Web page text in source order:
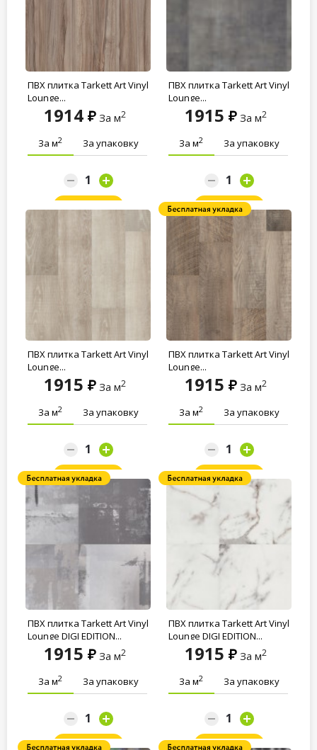
ПВХ плитка Tarkett Art Vinyl
Lounge...
1914 За м2
За м2 За упаковку
ПВХ плитка Tarkett Art Vinyl
Lounge...
1915 За м2
За м2 За упаковку
Заказать
ПВХ плитка Tarkett Art Vinyl
Lounge...
1915 За м2
За м2 За упаковку
Заказать
ПВХ плитка Tarkett Art Vinyl
Lounge...
1915 За м2
За м2 За упаковку
Заказать
ПВХ плитка Tarkett Art Vinyl
Lounge DIGI EDITION...
1915 За м2
За м2 За упаковку
Заказать
ПВХ плитка Tarkett Art Vinyl
Lounge DIGI EDITION...
1915 За м2
За м2 За упаковку
Заказать